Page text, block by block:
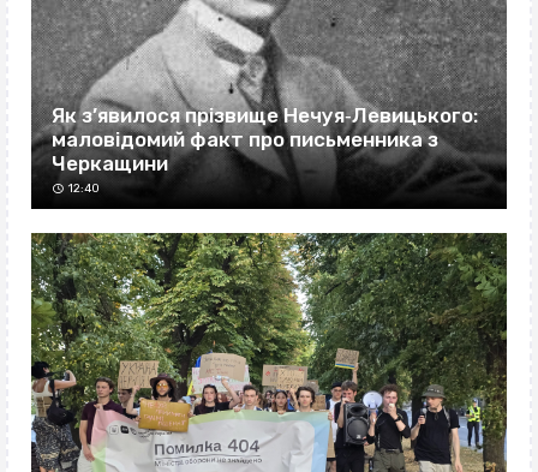
Як з’явилося прізвище Нечуя‐Левицького:
маловідомий факт про письменника з
Черкащини
12:40